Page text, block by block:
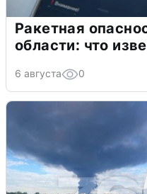
Ракетная
области: что
6 августа 0